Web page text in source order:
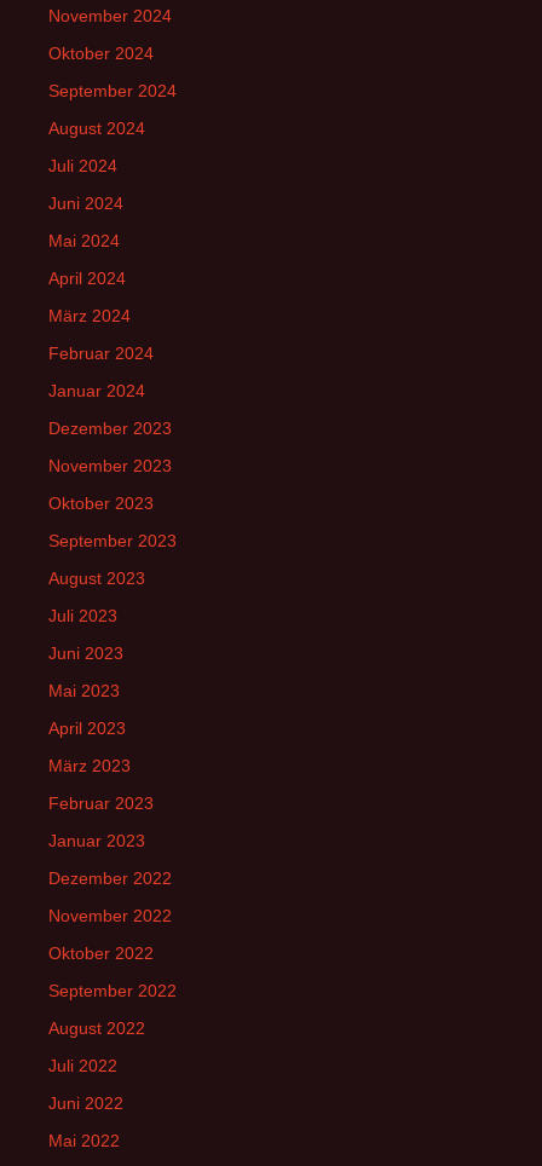
November 2024
Oktober 2024
September 2024
August 2024
Juli 2024
Juni 2024
Mai 2024
April 2024
März 2024
Februar 2024
Januar 2024
Dezember 2023
November 2023
Oktober 2023
September 2023
August 2023
Juli 2023
Juni 2023
Mai 2023
April 2023
März 2023
Februar 2023
Januar 2023
Dezember 2022
November 2022
Oktober 2022
September 2022
August 2022
Juli 2022
Juni 2022
Mai 2022